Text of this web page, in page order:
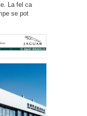
La fel ca
se pot